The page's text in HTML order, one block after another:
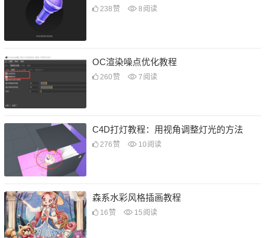
238 赞 8 阅读
OC渲染噪点优化教程
260 赞 7 阅读
C4D打灯教程：用视角调整灯光的方法
276 赞 10 阅读
森系水彩风格插画教程
16 赞 15 阅读